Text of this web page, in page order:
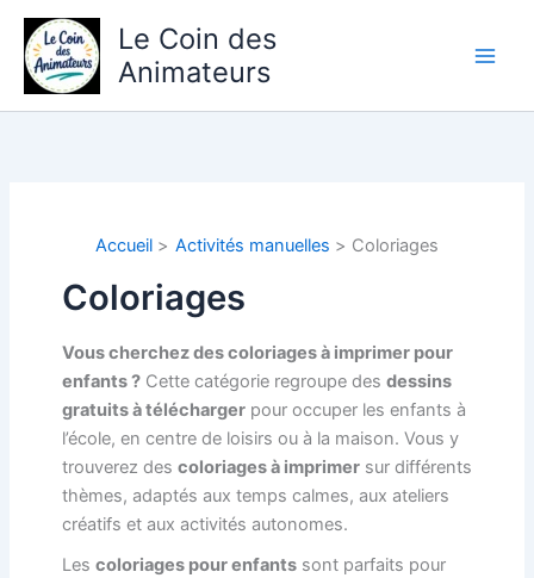
Aller
contenu
Le Coin des
Animateurs
Accueil Activités manuelles Coloriages
Coloriages
Vous cherchez des coloriages à imprimer pour
enfants ?Cette catégorie regroupe des dessins
gratuits à téléchargerpour occuper les enfants à
l’école, en centre de loisirs ou à la maison. Vous y
trouverez des coloriages à imprimersur différents
thèmes, adaptés aux temps calmes, aux ateliers
créatifs et aux activités autonomes.
Les coloriages pour enfantssont parfaits pour